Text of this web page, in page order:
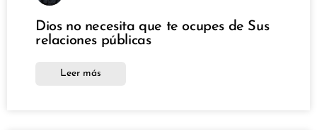
Dios no necesita que te ocupes de Sus
relaciones públicas
Leer más